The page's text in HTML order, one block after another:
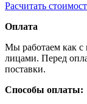
Расчитать
Оплата
Мы работаем как с
лицами. Перед
поставки.
Способы оплаты: